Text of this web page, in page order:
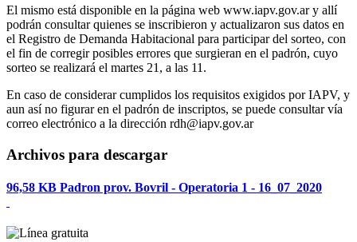
El mismo está disponible en la página web www.iapv.gov.ar y allí
podrán consultar quienes se inscribieron y actualizaron sus datos en
el Registro de Demanda Habitacional para participar del sorteo, con
el fin de corregir posibles errores que surgieran en el padrón, cuyo
sorteo se realizará el martes 21, a las 11.
En caso de considerar cumplidos los requisitos exigidos por IAPV, y
aun así no figurar en el padrón de inscriptos, se puede consultar vía
correo electrónico a la dirección rdh@iapv.gov.ar
Archivos para descargar
96,58 KB Padron prov. Bovril - Operatoria 1 - 16_07_2020